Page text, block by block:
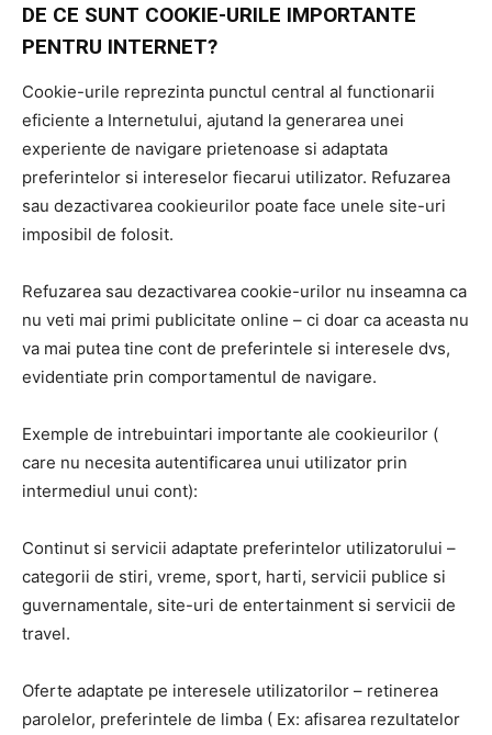
DE CE SUNT COOKIE-URILE IMPORTANTE
PENTRU INTERNET?
Cookie-urile reprezinta punctul central al functionarii
eficiente a Internetului, ajutand la generarea unei
experiente de navigare prietenoase si adaptata
preferintelor si intereselor fiecarui utilizator. Refuzarea
sau dezactivarea cookieurilor poate face unele site-uri
imposibil de folosit.
Refuzarea sau dezactivarea cookie-urilor nu inseamna ca
nu veti mai primi publicitate online – ci doar ca aceasta nu
va mai putea tine cont de preferintele si interesele dvs,
evidentiate prin comportamentul de navigare.
Exemple de intrebuintari importante ale cookieurilor (
care nu necesita autentificarea unui utilizator prin
intermediul unui cont):
Continut si servicii adaptate preferintelor utilizatorului –
categorii de stiri, vreme, sport, harti, servicii publice si
guvernamentale, site-uri de entertainment si servicii de
travel.
Oferte adaptate pe interesele utilizatorilor – retinerea
parolelor, preferintele de limba ( Ex: afisarea rezultatelor